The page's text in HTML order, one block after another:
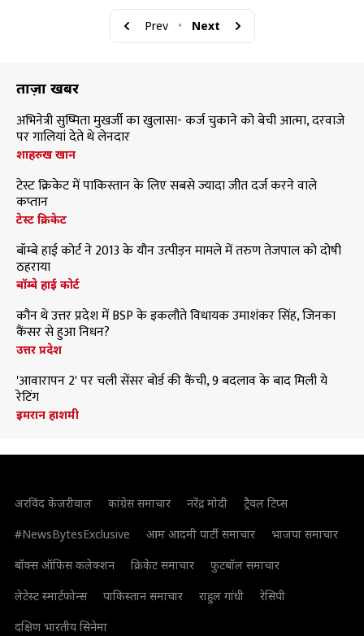
Prev • Next
ताज़ा खबरें
अभिनेत्री सुष्मिता मुखर्जी का खुलासा- कर्ज चुकाने को बेची आत्मा, दरवाजे
पर गालियां देते थे लेनदार
शाहरुख खान
टेस्ट क्रिकेट में पाकिस्तान के लिए सबसे ज्यादा जीत दर्ज करने वाले
कप्तान
टेस्ट क्रिकेट
बॉम्बे हाई कोर्ट ने 2013 के यौन उत्पीड़न मामले में तरुण तेजपाल को दोषी
ठहराया
बॉम्बे हाई कोर्ट
कौन थे उत्तर प्रदेश में BSP के इकलौते विधायक उमाशंकर सिंह, जिनका
कैंसर से हुआ निधन?
उत्तर प्रदेश
'आवारापन 2' पर चली सेंसर बोर्ड की कैंची, 9 बदलाव के बाद मिली ये
रेटिंग
इमरान हाशमी
अरविंद केजरीवाल कांग्रेस समाचार नरेंद्र मोदी
ट्रैवल टिप्स
#NewsBytesExclusive
आम आदमी पार्टी समाचार
भाजपा समाचार
बॉक्स ऑफिस कलेक्शन
क्रिकेट समाचार
फुटबॉल समाचार
लेटेस्ट स्मार्टफोन्स
पाकिस्तान समाचार राहुल गांधी
रेसिपी
दक्षिण भारतीय सिनेमा